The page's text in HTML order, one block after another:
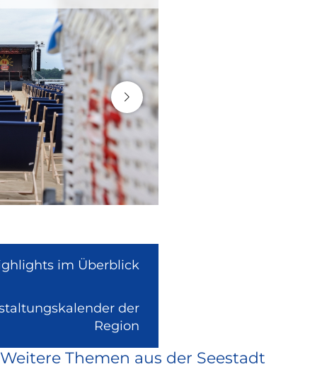
im Überblick
der
Region
extern
Weitere Themen aus der Seestadt